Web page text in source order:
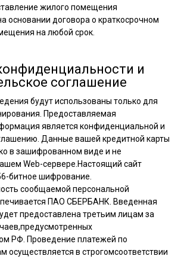
жилого помещения
основании договора о краткосрочном
на любой срок.
и
соглашение
будут использованы только для
Предоставляемая
является конфиденциальной и
Данные вашей кредитной карты
в зашифрованном виде и не
Web-сервере.Настоящий сайт
битное шифрование.
сообщаемой персональной
ПАО СБЕРБАНК. Введенная
предоставлена третьим лицам за
РФ. Проведение платежей по
осуществляется в строгомсоответствии